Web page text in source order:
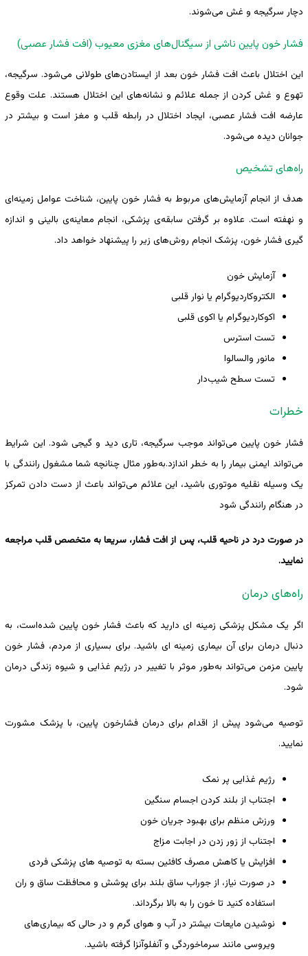
دچار سرگیجه و غش می‌شوند.
فشار خون پایین ناشی از سیگنال‌های مغزی معیوب (افت فشار عصبی)
این اختلال باعث افت فشار خون بعد از ایستادن‌های طولانی می‌شود. سرگیجه،
تهوع و غش کردن از جمله علائم و نشانه‌های این اختلال هستند. علت وقوع
عارضه افت فشار عصبی، ایجاد اختلال در رابطه قلب و مغز است و بیشتر در
جوانان دیده می‌شود.
راه‌های تشخیص
هدف از انجام آزمایش‌های مربوط به فشار خون پایین، شناخت عوامل زمینه‌ای
و نهفته است. علاوه بر گرفتن سابقه‌ی پزشکی، انجام معاینه‌ی بالینی و اندازه
گیری فشار خون، پزشک انجام روش‌های زیر را پیشنهاد خواهد داد.
آزمایش خون
الکتروکاردیوگرام یا نوار قلبی
اکوکاردیوگرام یا اکوی قلبی
تست استرس
مانور والسالوا
تست سطح شیب‌دار
خطرات
فشار خون پایین می‌تواند موجب سرگیجه، تاری دید و گیجی شود. این شرایط
می‌تواند ایمنی بیمار را به خطر اندازد.به‌طور مثال چنانچه شما مشغول رانندگی با
یک وسیله نقلیه موتوری باشید، این علائم می‌تواند باعث از دست دادن تمرکز
در هنگام رانندگی شود
در صورت درد در ناحیه قلب، پس از افت فشار، سریعا به متخصص قلب مراجعه
نمایید.
راه‌های درمان
اگر یک مشکل پزشکی زمینه ای دارید که باعث فشار خون پایین ‌شده‌است، به
دنبال درمان برای آن بیماری زمینه ای باشید. برای بسیاری از مردم، فشار خون
پایین مزمن می‌تواند به‌طور موثر با تغییر در رژیم غذایی و شیوه زندگی درمان
شود.
توصیه می‌شود پیش از اقدام برای درمان فشارخون پایین، با پزشک مشورت
نمایید.
رژیم غذایی پر نمک
اجتناب از بلند کردن اجسام سنگین
ورزش منظم برای بهبود جریان خون
اجتناب از زور زدن در اجابت مزاج
افزایش یا کاهش مصرف کافئین بسته به توصیه های پزشکی فردی
در صورت نیاز، از جوراب ساق بلند برای پوشش و محافظت ساق و ران
استفاده کنید تا خون را به بالا برگرداند.
نوشیدن مایعات بیشتر در آب و هوای گرم و در حالی که بیماری‌های
ویروسی مانند سرماخوردگی و آنفلوآنزا گرفته باشید.